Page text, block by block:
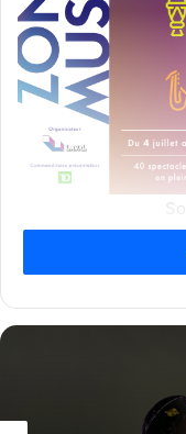
La Ville de Laval
en plein air du 4
édition des Zones